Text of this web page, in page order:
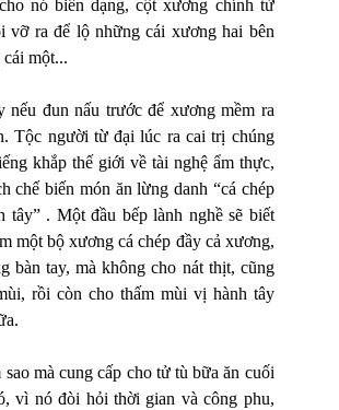
nó biến dạng, cột xương chính từ
vỡ ra để lộ những cái xương hai bên
một...
nếu đun nấu trước để xương mềm ra
Tộc người từ đại lúc ra cai trị chúng
khắp thế giới về tài nghệ ẩm thực,
chế biến món ăn lừng danh “cá chép
tây” . Một đầu bếp lành nghề sẽ biết
một bộ xương cá chép đầy cả xương,
bàn tay, mà không cho nát thịt, cũng
rồi còn cho thấm mùi vị hành tây
mà cung cấp cho tử tù bữa ăn cuối
vì nó đòi hỏi thời gian và công phu,